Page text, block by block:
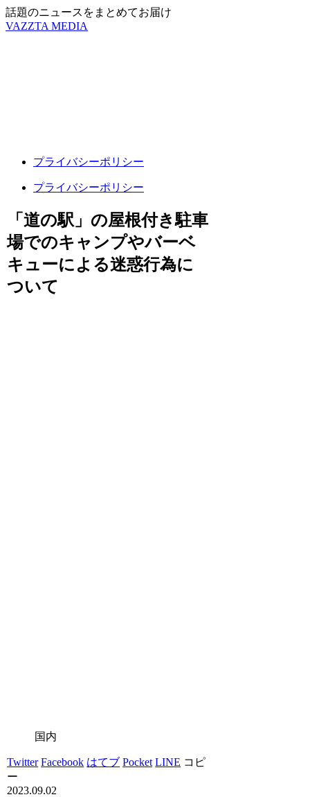
話題のニュースをまとめてお届け
VAZZTA MEDIA
プライバシーポリシー
プライバシーポリシー
「道の駅」の屋根付き駐車
場でのキャンプやバーベ
キューによる迷惑行為に
ついて
国内
Twitter Facebook はてブ Pocket LINE コピ
ー
2023.09.02